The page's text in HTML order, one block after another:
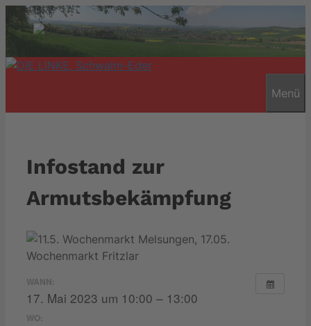
Zum
Inhalt
springen
Menü
Infostand zur
Armutsbekämpfung
WANN:
17. Mai 2023 um 10:00 – 13:00
WO: